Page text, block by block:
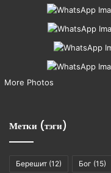
More Photos
Метки (тэги)
Берешит (12) Бог (15)